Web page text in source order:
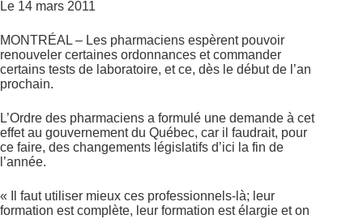
Le 14 mars 2011
MONTRÉAL – Les pharmaciens espèrent pouvoir
renouveler certaines ordonnances et commander
certains tests de laboratoire, et ce, dès le début de l’an
prochain.
L’Ordre des pharmaciens a formulé une demande à cet
effet au gouvernement du Québec, car il faudrait, pour
ce faire, des changements législatifs d’ici la fin de
l’année.
« Il faut utiliser mieux ces professionnels-là; leur
formation est complète, leur formation est élargie et on